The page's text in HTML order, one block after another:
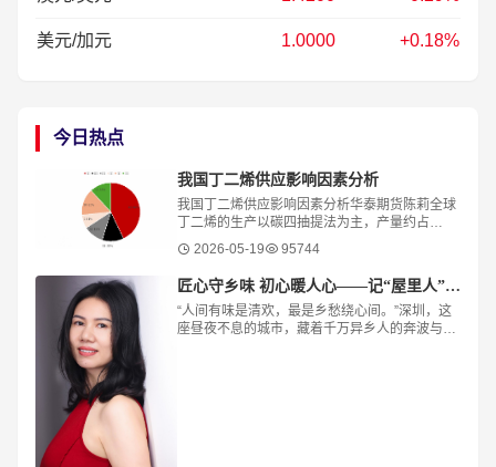
美元/加元 1.0000 +0.18%
今日热点
我国丁二烯供应影响因素分析
我国丁二烯供应影响因素分析华泰期货陈莉全球
丁二烯的生产以碳四抽提法为主，产量约占
95%，辅以丁烯/丁烷脱氢法。C4主要是乙烯裂
解过程中伴生出来的产物，因此，丁二烯的供应
跟其自
2026-05-19 95744
​匠心守乡味 初心暖人心——记“屋里人”湖北菜创始人张旭花
“人间有味是清欢，最是乡愁绕心间。”深圳，这
座昼夜不息的城市，藏着千万异乡人的奔波与梦